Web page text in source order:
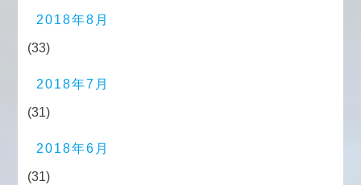
2018年8月
(33)
2018年7月
(31)
2018年6月
(31)